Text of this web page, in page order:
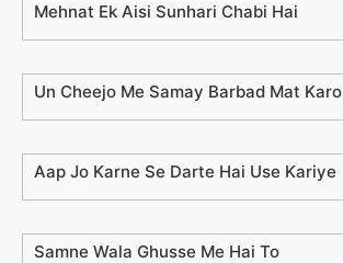
Mehnat Ek Aisi Sunhari Chabi Hai
Un Cheejo Me Samay Barbad Mat Karo
Aap Jo Karne Se Darte Hai Use Kariye
Samne Wala Ghusse Me Hai To